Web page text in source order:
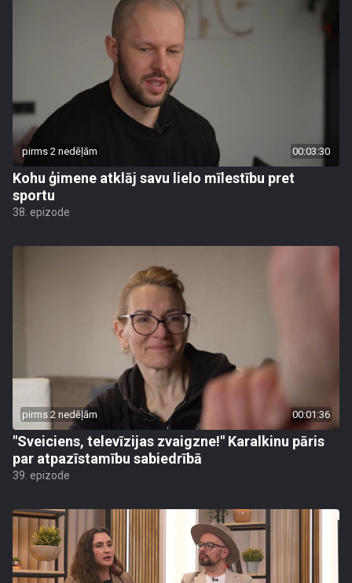
pirms 2 nedēļām 00:03:30
Kohu ģimene atklāj savu lielo mīlestību pret
sportu
38. epizode
pirms 2 nedēļām 00:01:36
"Sveiciens, televīzijas zvaigzne!" Karalkinu pāris
par atpazīstamību sabiedrībā
39. epizode